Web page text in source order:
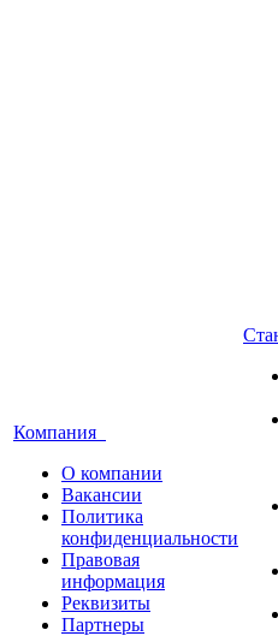
Компания
О компании
Вакансии
Политика
конфиденциальности
Правовая
информация
Реквизиты
Партнеры